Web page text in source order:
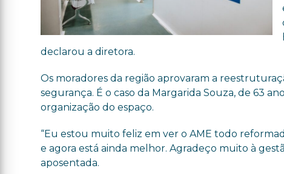
declarou a diretora.
Os moradores da região aprovaram a
segurança. É o caso da Margarida Souza, de 63
organização do espaço.
“Eu estou muito feliz em ver o AME todo
e agora está ainda melhor. Agradeço muito à
aposentada.